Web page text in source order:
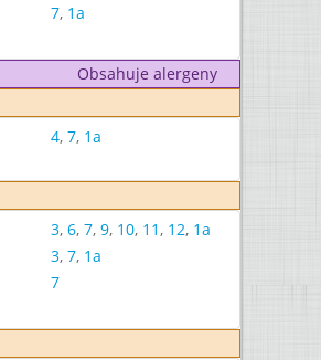
7, 1a
Obsahuje alergeny
4, 7, 1a
3, 6, 7, 9, 10, 11, 12, 1a
3, 7, 1a
7